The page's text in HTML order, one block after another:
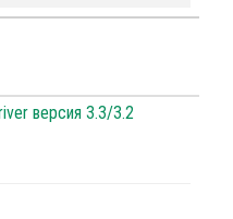
версия 3.3/3.2